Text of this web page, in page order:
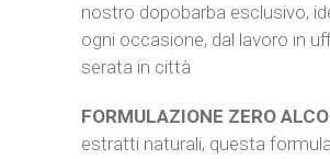
nostro dopobarba esclusivo,
ogni occasione, dal lavoro in
serata in città
FORMULAZIONE ZERO
estratti naturali, questa formula